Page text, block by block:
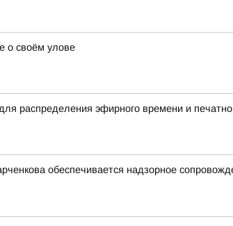
о своём улове
распределения эфирного времени и
обеспечивается надзорное